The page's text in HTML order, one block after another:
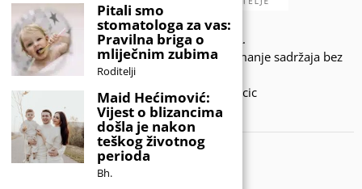
© 2020 - KIDSINFO.BA.
Sva prava zadržana. Zabranjeno preuzimanje sadržaja bez
dozvole izdavača.
Developed by Amar SIjercic
IZAŠAO JE NOVI MAGAZIN!
Pitali smo
stomatologa za vas:
Pravilna briga o
mliječnim zubima
Roditelji
Maid Hećimović:
Vijest o blizancima
došla je nakon
teškog životnog
perioda
Bh.